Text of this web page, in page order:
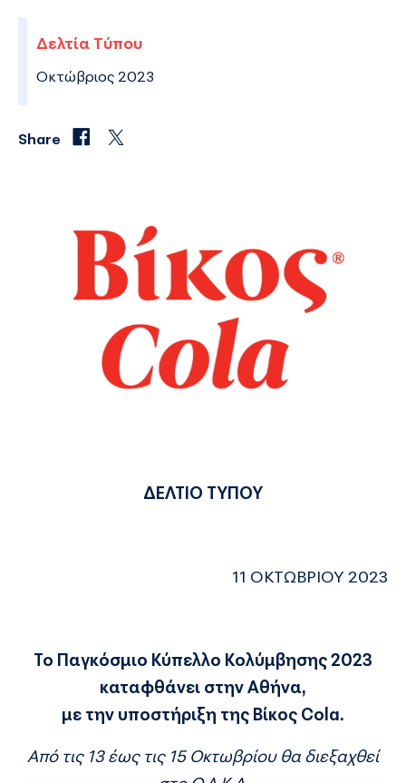
Δελτία Τύπου
Οκτώβριος 2023
Share
ΔΕΛΤΙΟ ΤΥΠΟΥ
11 ΟΚΤΩΒΡΙΟΥ 2023
Το Παγκόσμιο Κύπελλο Κολύμβησης 2023
καταφθάνει στην Αθήνα,
με την υποστήριξη της Βίκος Cola.
Από τις 13 έως τις 15 Οκτωβρίου θα διεξαχθεί